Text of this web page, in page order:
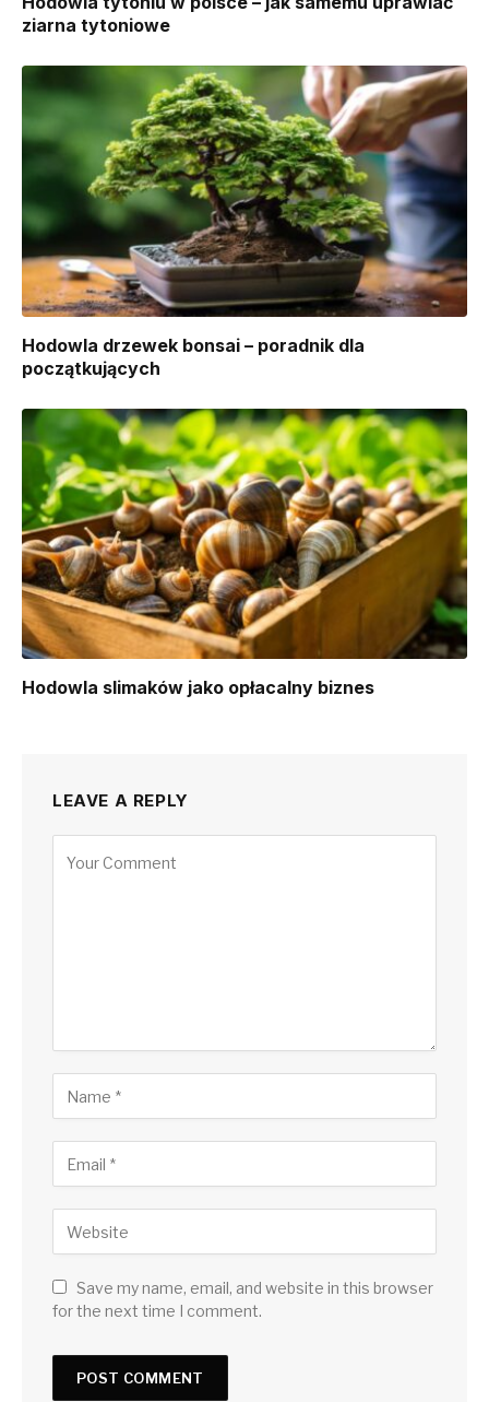
ziarna tytoniowe
Hodowla drzewek bonsai – poradnik dla
początkujących
Hodowla slimaków jako opłacalny biznes
LEAVE A REPLY
Save my name, email, and website in this browser
for the next time I comment.